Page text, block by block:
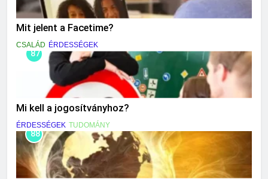
Mit jelent a Facetime?
CSALÁD ÉRDESSÉGEK
87
Mi kell a jogosítványhoz?
ÉRDESSÉGEK TUDOMÁNY
88